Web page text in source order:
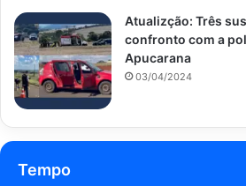
Atualizção: Três
confronto com a
Apucarana
03/04/2024
Tempo